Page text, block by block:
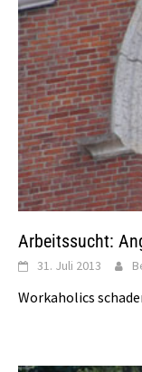
Arbeitssucht:
31. Juli 2013
Workaholics